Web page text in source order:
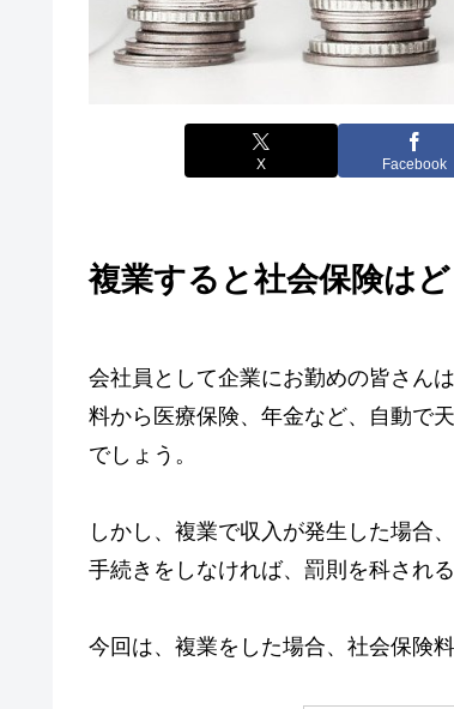
X Facebook
複業すると社会保険は
会社員として企業にお勤めの皆さん
料から医療保険、年金など、自動で
でしょう。
しかし、複業で収入が発生した場合
手続きをしなければ、罰則を科される
今回は、複業をした場合、社会保険